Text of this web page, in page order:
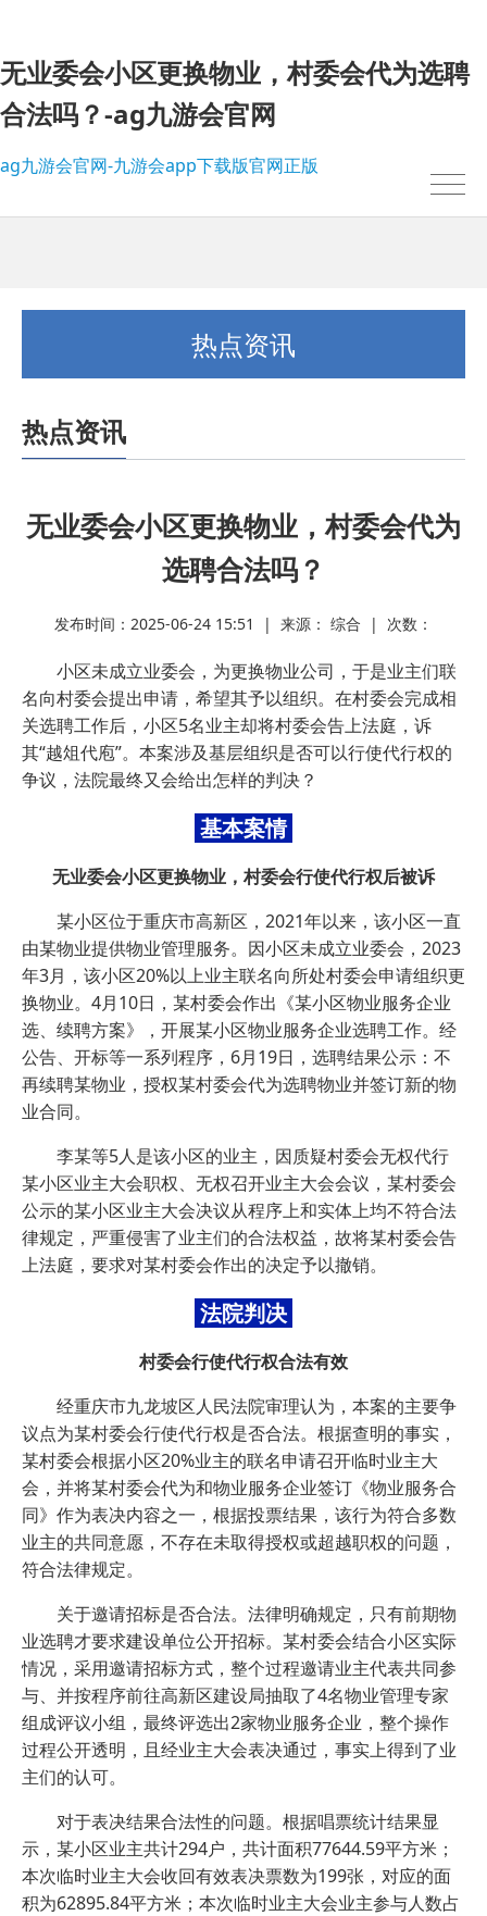
无业委会小区更换物业，村委会代为选聘
合法吗？-ag九游会官网
ag九游会官网-九游会app下载版官网正版
热点资讯
热点资讯
无业委会小区更换物业，村委会代为
选聘合法吗？
发布时间：2025-06-24 15:51 | 来源： 综合 | 次数：
小区未成立业委会，为更换物业公司，于是业主们联
名向村委会提出申请，希望其予以组织。在村委会完成相
关选聘工作后，小区5名业主却将村委会告上法庭，诉
其“越俎代庖”。本案涉及基层组织是否可以行使代行权的
争议，法院最终又会给出怎样的判决？
基本案情
无业委会小区更换物业，村委会行使代行权后被诉
某小区位于重庆市高新区，2021年以来，该小区一直
由某物业提供物业管理服务。因小区未成立业委会，2023
年3月，该小区20%以上业主联名向所处村委会申请组织更
换物业。4月10日，某村委会作出《某小区物业服务企业
选、续聘方案》，开展某小区物业服务企业选聘工作。经
公告、开标等一系列程序，6月19日，选聘结果公示：不
再续聘某物业，授权某村委会代为选聘物业并签订新的物
业合同。
李某等5人是该小区的业主，因质疑村委会无权代行
某小区业主大会职权、无权召开业主大会会议，某村委会
公示的某小区业主大会决议从程序上和实体上均不符合法
律规定，严重侵害了业主们的合法权益，故将某村委会告
上法庭，要求对某村委会作出的决定予以撤销。
法院判决
村委会行使代行权合法有效
经重庆市九龙坡区人民法院审理认为，本案的主要争
议点为某村委会行使代行权是否合法。根据查明的事实，
某村委会根据小区20%业主的联名申请召开临时业主大
会，并将某村委会代为和物业服务企业签订《物业服务合
同》作为表决内容之一，根据投票结果，该行为符合多数
业主的共同意愿，不存在未取得授权或超越职权的问题，
符合法律规定。
关于邀请招标是否合法。法律明确规定，只有前期物
业选聘才要求建设单位公开招标。某村委会结合小区实际
情况，采用邀请招标方式，整个过程邀请业主代表共同参
与、并按程序前往高新区建设局抽取了4名物业管理专家
组成评议小组，最终评选出2家物业服务企业，整个操作
过程公开透明，且经业主大会表决通过，事实上得到了业
主们的认可。
对于表决结果合法性的问题。根据唱票统计结果显
示，某小区业主共计294户，共计面积77644.59平方米；
本次临时业主大会收回有效表决票数为199张，对应的面
积为62895.84平方米；本次临时业主大会业主参与人数占